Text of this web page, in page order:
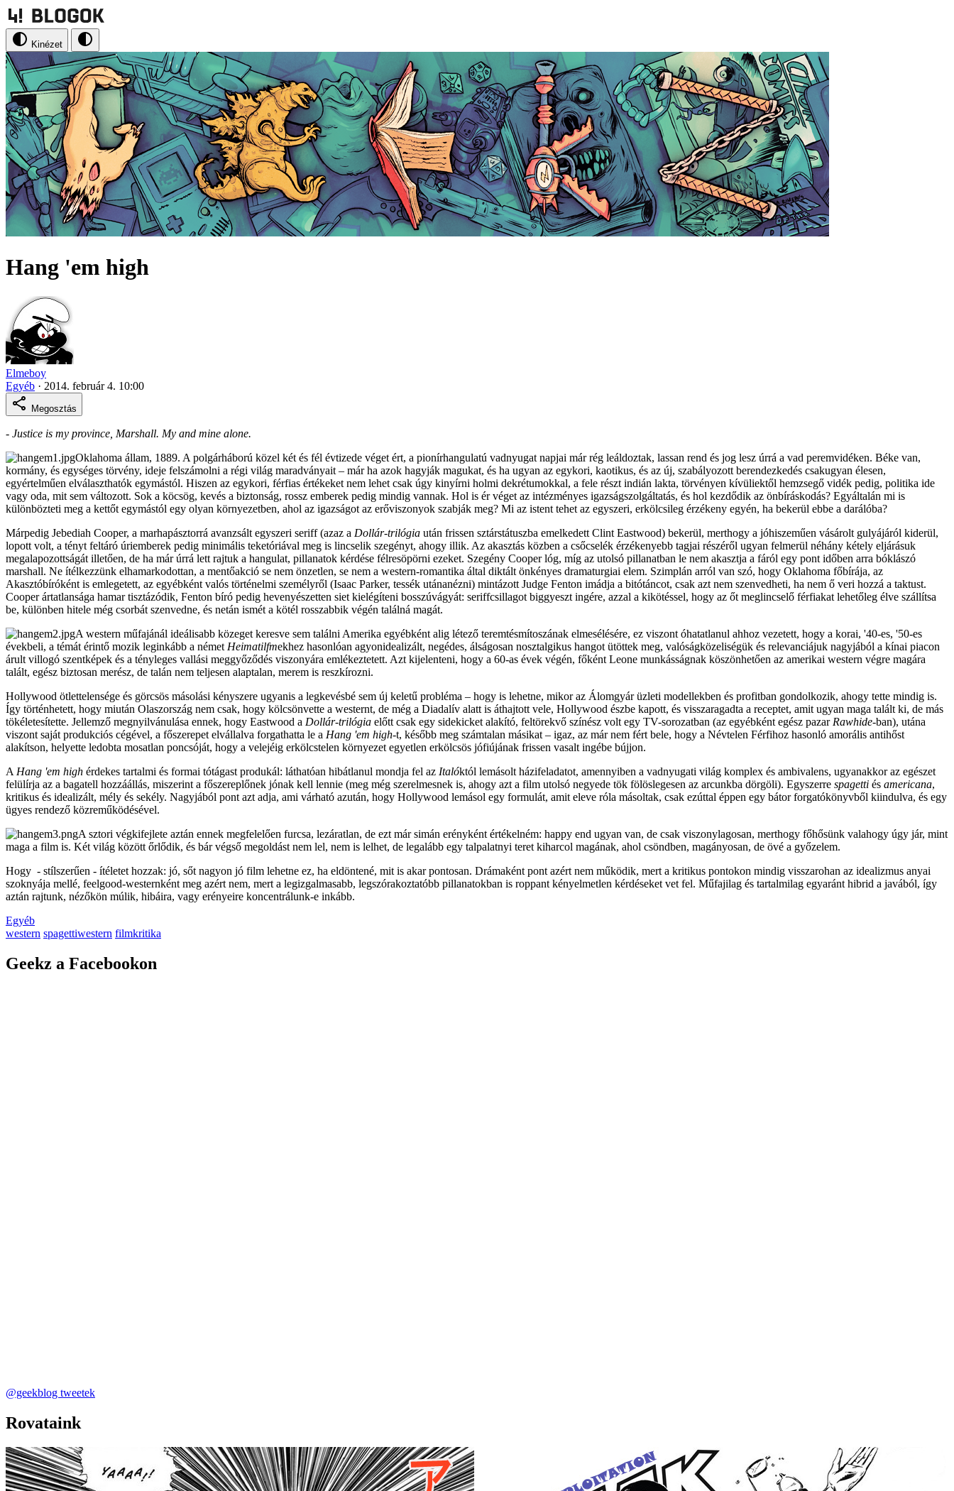
Kinézet
Hang 'em high
Elmeboy
Egyéb · 2014. február 4. 10:00
Megosztás
- Justice is my province, Marshall. My and mine alone.
Oklahoma állam, 1889. A polgárháború közel két és fél évtizede véget ért, a pionírhangulatú vadnyugat napjai már rég leáldoztak, lassan rend és jog lesz úrrá a vad peremvidéken. Béke van,
kormány, és egységes törvény, ideje felszámolni a régi világ maradványait – már ha azok hagyják magukat, és ha ugyan az egykori, kaotikus, és az új, szabályozott berendezkedés csakugyan élesen,
egyértelműen elválaszthatók egymástól. Hiszen az egykori, férfias értékeket nem lehet csak úgy kinyírni holmi dekrétumokkal, a fele részt indián lakta, törvényen kívüliektől hemzsegő vidék pedig, politika ide
vagy oda, mit sem változott. Sok a köcsög, kevés a biztonság, rossz emberek pedig mindig vannak. Hol is ér véget az intézményes igazságszolgáltatás, és hol kezdődik az önbíráskodás? Egyáltalán mi is
különbözteti meg a kettőt egymástól egy olyan környezetben, ahol az igazságot az erőviszonyok szabják meg? Mi az istent tehet az egyszeri, erkölcsileg érzékeny egyén, ha bekerül ebbe a darálóba?
Márpedig Jebediah Cooper, a marhapásztorrá avanzsált egyszeri seriff (azaz a Dollár-trilógia után frissen sztárstátuszba emelkedett Clint Eastwood) bekerül, merthogy a jóhiszeműen vásárolt gulyájáról kiderül,
lopott volt, a tényt feltáró úriemberek pedig minimális teketóriával meg is lincselik szegényt, ahogy illik. Az akasztás közben a csőcselék érzékenyebb tagjai részéről ugyan felmerül néhány kétely eljárásuk
megalapozottságát illetően, de ha már úrrá lett rajtuk a hangulat, pillanatok kérdése félresöpörni ezeket. Szegény Cooper lóg, míg az utolsó pillanatban le nem akasztja a fáról egy pont időben arra bóklászó
marshall. Ne ítélkezzünk elhamarkodottan, a mentőakció se nem önzetlen, se nem a western-romantika által diktált önkényes dramaturgiai elem. Szimplán arról van szó, hogy Oklahoma főbírája, az
Akasztóbíróként is emlegetett, az egyébként valós történelmi személyről (Isaac Parker, tessék utánanézni) mintázott Judge Fenton imádja a bitótáncot, csak azt nem szenvedheti, ha nem ő veri hozzá a taktust.
Cooper ártatlansága hamar tisztázódik, Fenton bíró pedig hevenyészetten siet kielégíteni bosszúvágyát: seriffcsillagot biggyeszt ingére, azzal a kikötéssel, hogy az őt meglincselő férfiakat lehetőleg élve szállítsa
be, különben hitele még csorbát szenvedne, és netán ismét a kötél rosszabbik végén találná magát.
A western műfajánál ideálisabb közeget keresve sem találni Amerika egyébként alig létező teremtésmítoszának elmesélésére, ez viszont óhatatlanul ahhoz vezetett, hogy a korai, '40-es, '50-es
évekbeli, a témát érintő mozik leginkább a német Heimatilfmekhez hasonlóan agyonidealizált, negédes, álságosan nosztalgikus hangot ütöttek meg, valóságközeliségük és relevanciájuk nagyjából a kínai piacon
árult villogó szentképek és a tényleges vallási meggyőződés viszonyára emlékeztetett. Azt kijelenteni, hogy a 60-as évek végén, főként Leone munkásságnak köszönhetően az amerikai western végre magára
talált, egész biztosan merész, de talán nem teljesen alaptalan, merem is reszkírozni.
Hollywood ötlettelensége és görcsös másolási kényszere ugyanis a legkevésbé sem új keletű probléma – hogy is lehetne, mikor az Álomgyár üzleti modellekben és profitban gondolkozik, ahogy tette mindig is.
Így történhetett, hogy miután Olaszország nem csak, hogy kölcsönvette a westernt, de még a Diadalív alatt is áthajtott vele, Hollywood észbe kapott, és visszaragadta a receptet, amit ugyan maga talált ki, de más
tökéletesítette. Jellemző megnyilvánulása ennek, hogy Eastwood a Dollár-trilógia előtt csak egy sidekicket alakító, feltörekvő színész volt egy TV-sorozatban (az egyébként egész pazar Rawhide-ban), utána
viszont saját produkciós cégével, a főszerepet elvállalva forgathatta le a Hang 'em high-t, később meg számtalan másikat – igaz, az már nem fért bele, hogy a Névtelen Férfihoz hasonló amorális antihőst
alakítson, helyette ledobta mosatlan poncsóját, hogy a velejéig erkölcstelen környezet egyetlen erkölcsös jófiújának frissen vasalt ingébe bújjon.
A Hang 'em high érdekes tartalmi és formai tótágast produkál: láthatóan hibátlanul mondja fel az Italóktól lemásolt házifeladatot, amennyiben a vadnyugati világ komplex és ambivalens, ugyanakkor az egészet
felülírja az a bagatell hozzáállás, miszerint a főszereplőnek jónak kell lennie (meg még szerelmesnek is, ahogy azt a film utolsó negyede tök fölöslegesen az arcunkba dörgöli). Egyszerre spagetti és americana,
kritikus és idealizált, mély és sekély. Nagyjából pont azt adja, ami várható azután, hogy Hollywood lemásol egy formulát, amit eleve róla másoltak, csak ezúttal éppen egy bátor forgatókönyvből kiindulva, és egy
ügyes rendező közreműködésével.
A sztori végkifejlete aztán ennek megfelelően furcsa, lezáratlan, de ezt már simán erényként értékelném: happy end ugyan van, de csak viszonylagosan, merthogy főhősünk valahogy úgy jár, mint
maga a film is. Két világ között őrlődik, és bár végső megoldást nem lel, nem is lelhet, de legalább egy talpalatnyi teret kiharcol magának, ahol csöndben, magányosan, de övé a győzelem.
Hogy - stílszerűen - ítéletet hozzak: jó, sőt nagyon jó film lehetne ez, ha eldöntené, mit is akar pontosan. Drámaként pont azért nem működik, mert a kritikus pontokon mindig visszarohan az idealizmus anyai
szoknyája mellé, feelgood-westernként meg azért nem, mert a legizgalmasabb, legszórakoztatóbb pillanatokban is roppant kényelmetlen kérdéseket vet fel. Műfajilag és tartalmilag egyaránt hibrid a javából, így
aztán rajtunk, nézőkön múlik, hibáira, vagy erényeire koncentrálunk-e inkább.
Egyéb
western spagettiwestern filmkritika
Geekz a Facebookon
@geekblog tweetek
Rovataink